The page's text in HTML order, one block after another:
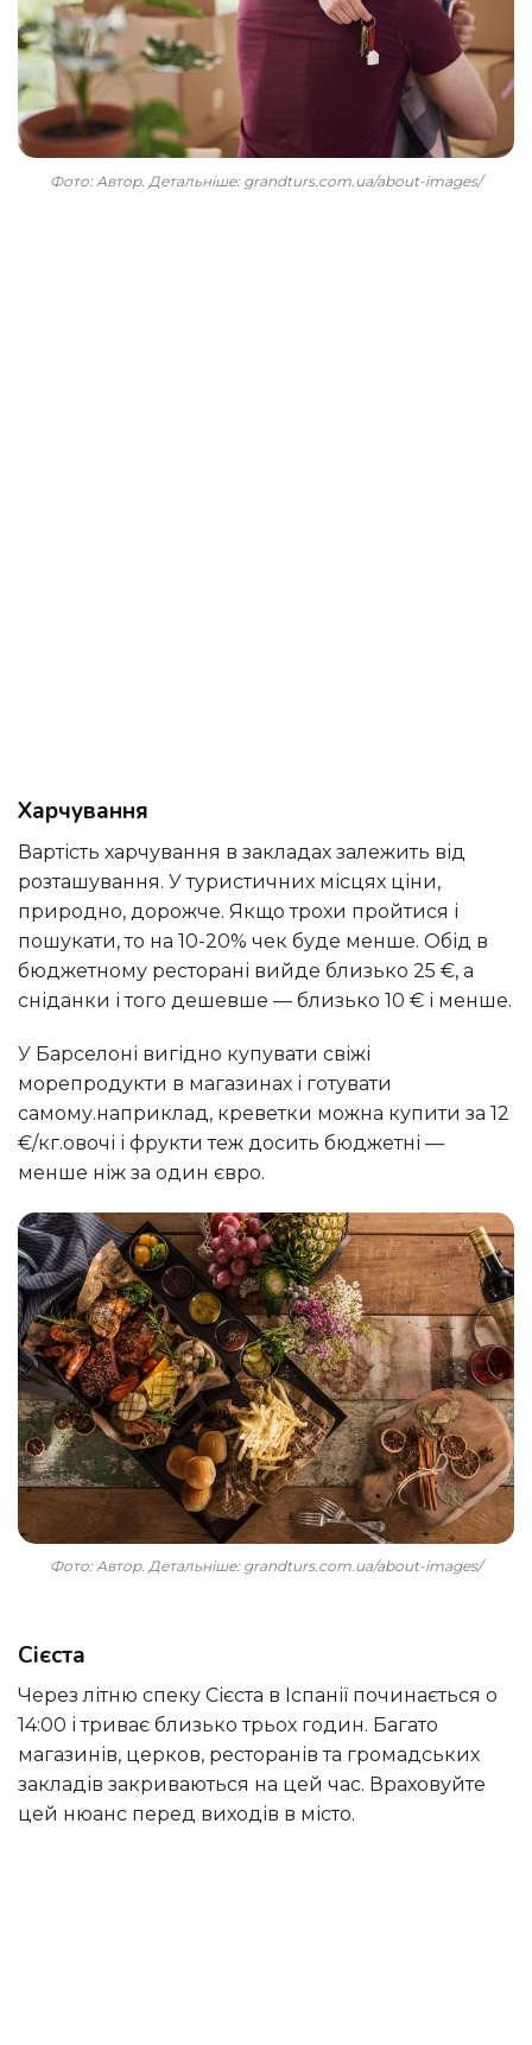
Фото: Автор. Детальніше: grandturs.com.ua/about-images/
Харчування
Вартість харчування в закладах залежить від
розташування. У туристичних місцях ціни,
природно, дорожче. Якщо трохи пройтися і
пошукати, то на 10-20% чек буде менше. Обід в
бюджетному ресторані вийде близько 25 €, а
сніданки і того дешевше — близько 10 € і менше.
У Барселоні вигідно купувати свіжі
морепродукти в магазинах і готувати
самому.наприклад, креветки можна купити за 12
€/кг.овочі і фрукти теж досить бюджетні —
менше ніж за один євро.
Фото: Автор. Детальніше: grandturs.com.ua/about-images/
Сієста
Через літню спеку Сієста в Іспанії починається о
14:00 і триває близько трьох годин. Багато
магазинів, церков, ресторанів та громадських
закладів закриваються на цей час. Враховуйте
цей нюанс перед виходів в місто.